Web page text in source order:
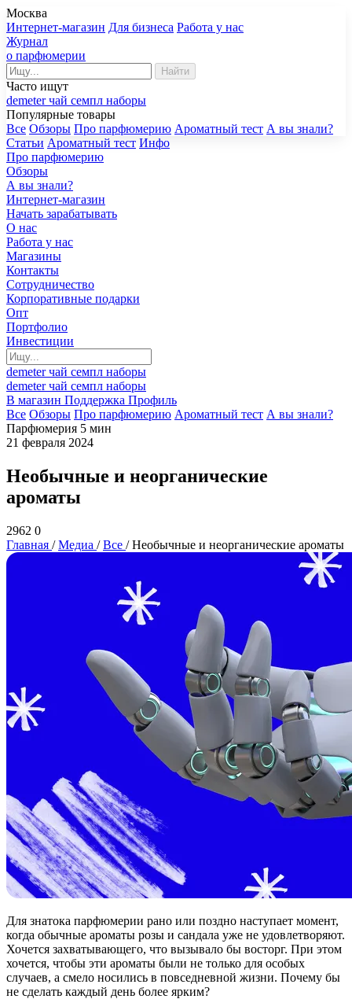
Москва
Интернет-магазин Для бизнеса Работа у нас
Журнал
о парфюмерии
Найти
Часто ищут
demeterчай семпл наборы
Популярные товары
Все Обзоры Про парфюмерию Ароматный тест А вы знали?
Статьи Ароматный тест Инфо
Про парфюмерию
Обзоры
А вы знали?
Интернет-магазин
Начать зарабатывать
О нас
Работа у нас
Магазины
Контакты
Сотрудничество
Корпоративные подарки
Опт
Портфолио
Инвестиции
demeterчай семпл наборы
demeterчай семпл наборы
В магазин Поддержка Профиль
Все Обзоры Про парфюмерию Ароматный тест А вы знали?
Парфюмерия 5 мин
21 февраля 2024
Необычные и неорганические
ароматы
2962 0
Главная /Медиа /Все /Необычные и неорганические ароматы
Для знатока парфюмерии рано или поздно наступает момент,
когда обычные ароматы розы и сандала уже не удовлетворяют.
Хочется захватывающего, что вызывало бы восторг. При этом
хочется, чтобы эти ароматы были не только для особых
случаев, а смело носились в повседневной жизни. Почему бы
не сделать каждый день более ярким?